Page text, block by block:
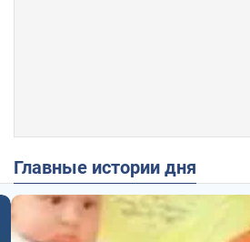
Главные истории дня